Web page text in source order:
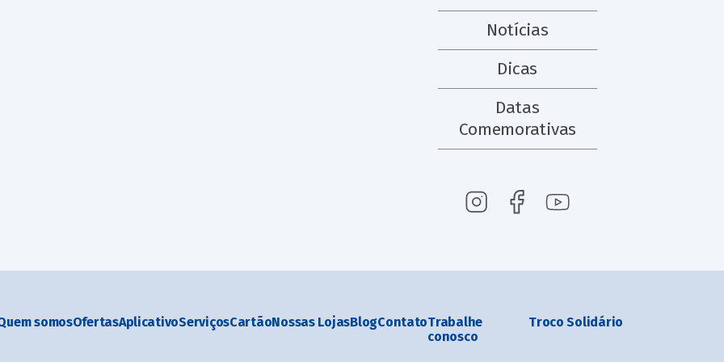
Notícias
Dicas
Datas
Comemorativas
somosOfertasAplicativoServiçosCartãoNossas LojasBlogContatoTrabalhe
conosco
Troco Solidário